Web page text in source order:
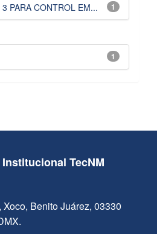
1
PARA CONTROL EM...
1
TecNM
Benito Juárez, 03330